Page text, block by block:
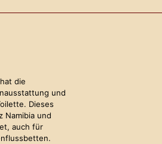
die
und
Dieses
Namibia und
auch für